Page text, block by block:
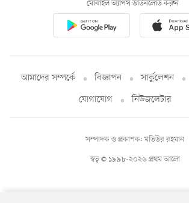
মোবাইল অ্যাপস ডাউনলোড করুন
আমাদের সম্পর্কে বিজ্ঞাপন সার্কুলেশন
যোগাযোগ
নিউজলেটার
স্বত্ব © ১৯৯৮-২০২৬ প্রথম আলো
সম্পাদক ও প্রকাশক: মতিউর রহমান